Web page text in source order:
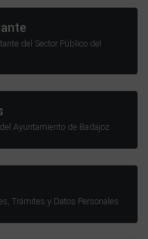
del Sector Público del
Ayuntamiento de Badajoz
Trámites y Datos Personales